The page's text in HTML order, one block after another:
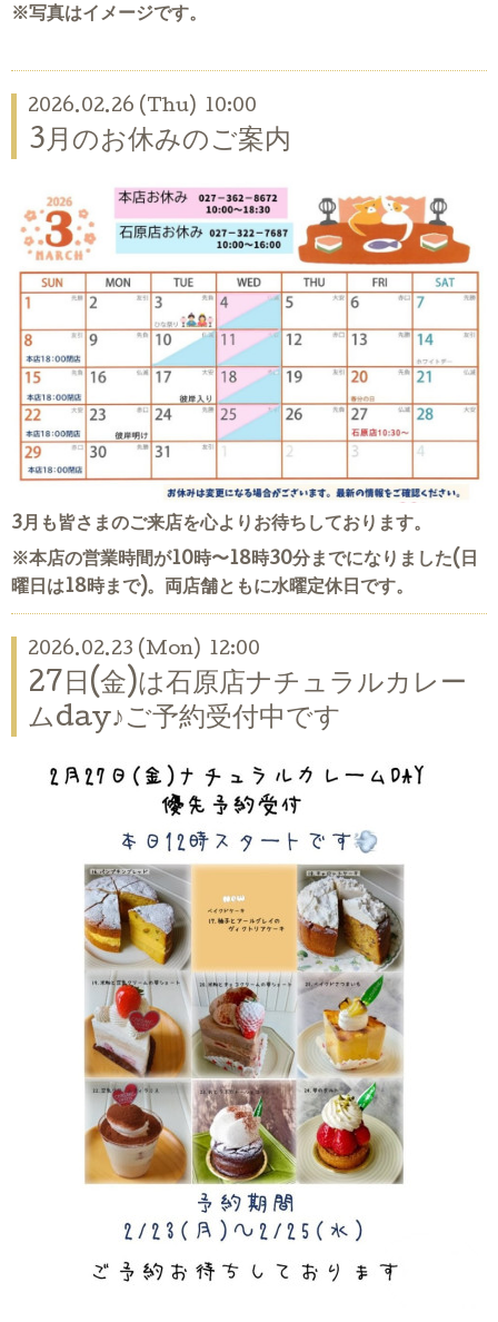
※写真はイメージです。
2026.02.26 (Thu) 10:00
3月のお休みのご案内
3月も皆さまのご来店を心よりお待ちしております。
※本店の営業時間が10時〜18時30分までになりました(日
曜日は18時まで)。両店舗ともに水曜定休日です。
2026.02.23 (Mon) 12:00
27日(金)は石原店ナチュラルカレー
ムday♪ご予約受付中です